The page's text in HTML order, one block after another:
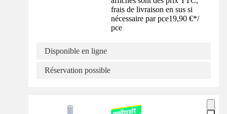
frais de livraison en sus si
nécessaire par pce19,90 €*/
pce
Disponible en ligne
Réservation possible